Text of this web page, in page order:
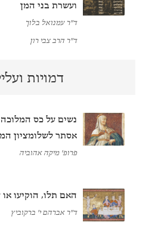
ועשרת בני המן
ד"ר עמנואל בלוך
ד"ר הרב צבי רון
דמויות
נשים על כס
אסתר לשלומציון
פרופ' מיקה אהוביה
האם תלו, הוקיעו
ד"ר אברהם י' ברקוביץ